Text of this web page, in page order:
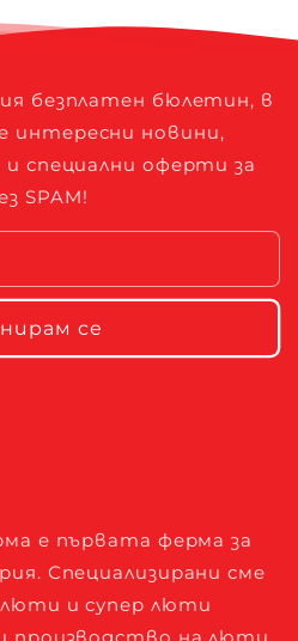
безплатен бюлетин, в
новини,
специални оферти за
SPAM!
се
е първата ферма за
Специализирани сме
и супер люти